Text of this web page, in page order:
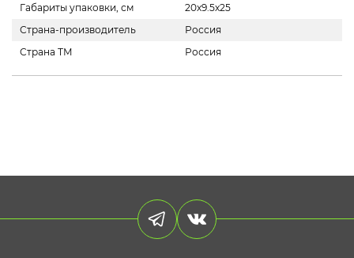
Габариты упаковки, см
20х9.5х25
Страна-производитель
Россия
Страна ТМ
Россия